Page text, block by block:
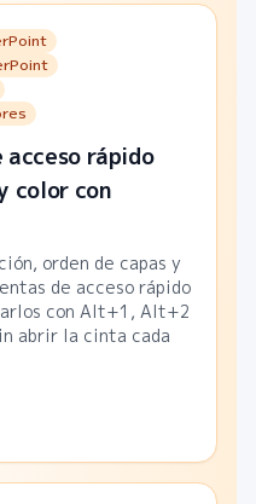
rápido
color con
orden de capas y
de acceso rápido
con Alt+1, Alt+2
abrir la cinta cada